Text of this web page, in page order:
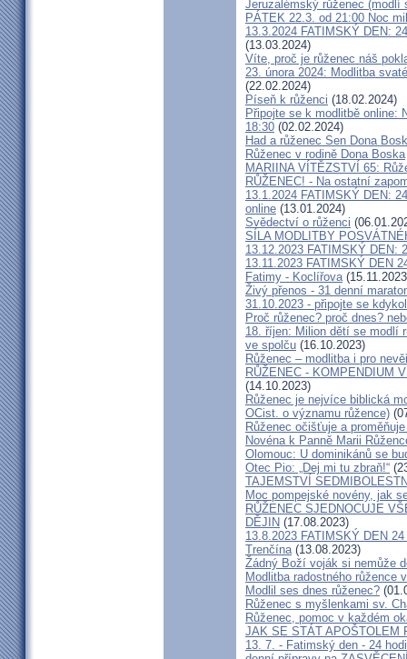
Jeruzalémský růženec (modlí
PÁTEK 22.3. od 21:00 Noc
13.3.2024 FATIMSKÝ DEN:
(13.03.2024)
Víte, proč je růženec náš
23. února 2024: Modlitba
(22.02.2024)
Píseň k růženci (18.02.2024)
Připojte se k modlitbě online:
18:30 (02.02.2024)
Had a růženec Sen Dona
Růženec v rodině Dona Boska
MARIINA VÍTĚZSTVÍ 65:
RŮŽENEC! - Na ostatní
13.1.2024 FATIMSKÝ DEN:
online (13.01.2024)
Svědectví o růženci
SÍLA MODLITBY
13.12.2023 FATIMSKÝ DEN:
13.11.2023 FATIMSKÝ DEN
Fatimy - Koclířova
Živý přenos - 31 denní
31.10.2023 - připojte se
Proč růženec? proč dnes?
18. říjen: Milion dětí se modlí
ve spolču (16.10.2023)
Růženec – modlitba i pro
RŮŽENEC - KOMPENDIUM
(14.10.2023)
Růženec je nejvíce biblická
OCist. o významu růžence)
Růženec očišťuje a
Novéna k Panně Marii
Olomouc: U dominikánů se
Otec Pio: „Dej mi tu zbraň!“
TAJEMSTVÍ
Moc pompejské novény, jak
RŮŽENEC SJEDNOCUJE
DĚJIN (17.08.2023)
13.8.2023 FATIMSKÝ DEN
Trenčína(13.08.2023)
Žádný Boží voják si nemůže
Modlitba radostného růžence
Modlil ses dnes růženec?
Růženec s myšlenkami sv.
Růženec, pomoc v každém
JAK SE STÁT APOŠTOLEM
13. 7. - Fatimský den - 24